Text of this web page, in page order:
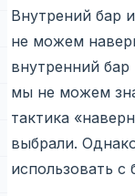
Внутрений бар
не можем
внутренний
мы не можем
тактика
выбрали.
использовать